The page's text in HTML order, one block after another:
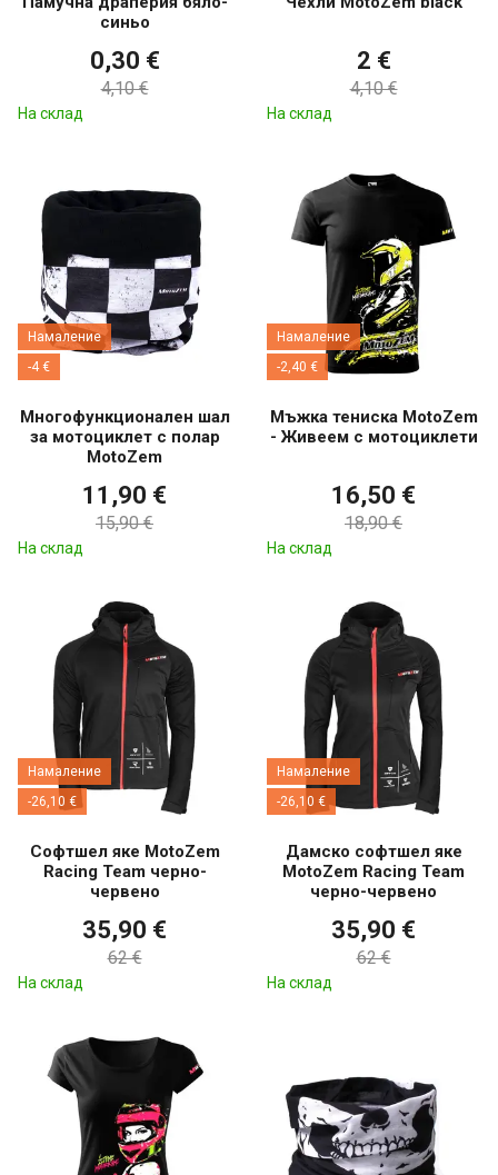
синьо
0,30 €
4,10 €
На склад
2 €
4,10 €
На склад
Намаление
-4 €
Многофункционален шал
за мотоциклет с полар
MotoZem
11,90 €
15,90 €
На склад
Намаление
-2,40 €
Мъжка тениска MotoZem
- Живеем с мотоциклети
16,50 €
18,90 €
На склад
Намаление
-26,10 €
Софтшел яке MotoZem
Racing Team черно-
червено
35,90 €
62 €
На склад
Намаление
-26,10 €
Дамско софтшел яке
MotoZem Racing Team
черно-червено
35,90 €
62 €
На склад